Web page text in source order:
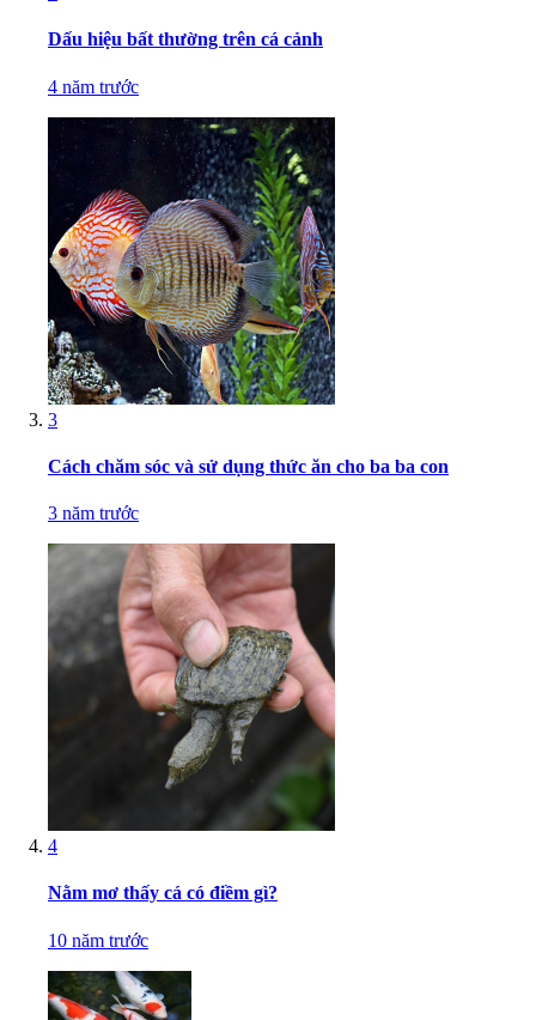
Dấu hiệu bất thường trên cá cảnh
4 năm trước
3
Cách chăm sóc và sử dụng thức ăn cho ba ba con
3 năm trước
4
Nằm mơ thấy cá có điềm gì?
10 năm trước